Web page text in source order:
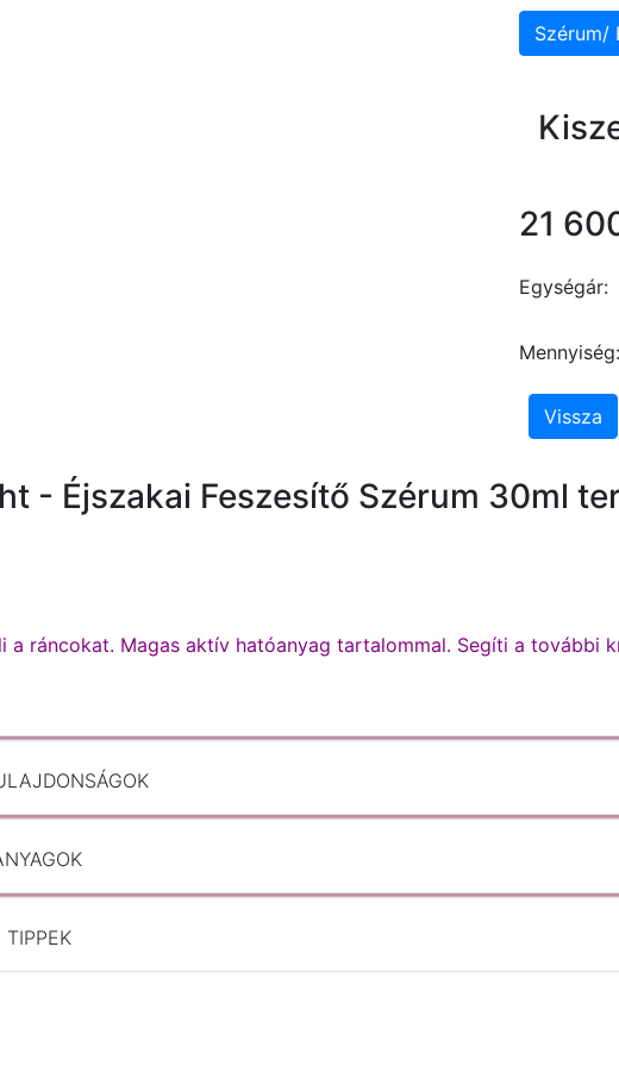
Szérum/
21
Egységár:
Mennyiség:
Vissza
- Éjszakai Feszesítő Szérum 30ml
a ráncokat. Magas aktív hatóanyag tartalommal. Segíti a további